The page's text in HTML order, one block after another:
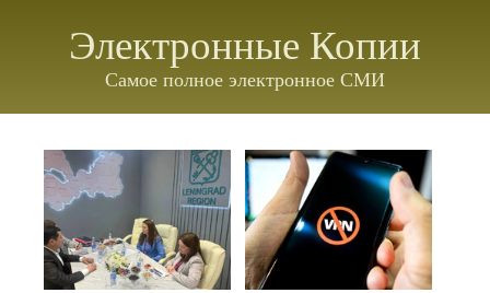
Электронные Копии
Самое полное электронное СМИ